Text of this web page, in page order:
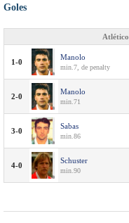
Goles
Atlético
1-0
Manolo
min.7, de penalty
2-0
Manolo
min.71
3-0
Sabas
min.86
4-0
Schuster
min.90